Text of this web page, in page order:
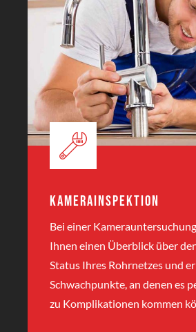
Kamerainspektion
Bei einer
Ihnen einen Überblick über
Status Ihres Rohrnetzes und
Schwachpunkte, an denen es
zu Komplikationen kommen